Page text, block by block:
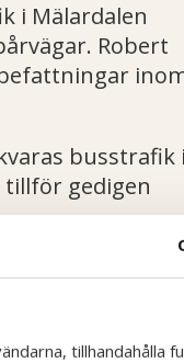
tillhandahålla
i Mälardalen
Robert
busstrafik i
gedigen
mer effektiv och